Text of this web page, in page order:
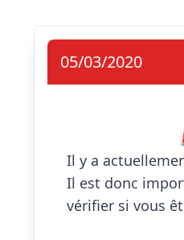
05/03/2020
Il y a
Il est donc
vérifier si vous